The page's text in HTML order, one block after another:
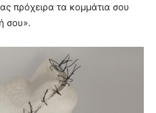
πρόχειρα τα κομμάτια σου
σου».